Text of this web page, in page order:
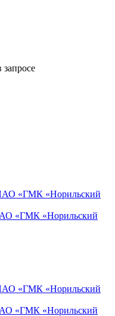
«ГМК «Норильский
«ГМК «Норильский
«ГМК «Норильский
«ГМК «Норильский